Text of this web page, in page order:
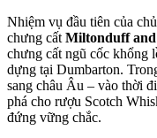
Nhiệm vụ đầu tiên của
chưng cất Miltonduff
chưng cất ngũ cốc khổng
dựng tại Dumbarton.
sang châu Âu – vào thời
phá cho rượu Scotch
đứng vững chắc.